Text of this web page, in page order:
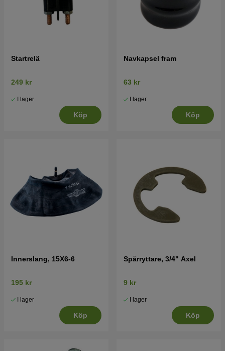
Startrelä
249 kr
I lager
Köp
Navkapsel fram
63 kr
I lager
Köp
Innerslang, 15X6-6
195 kr
I lager
Köp
Spårryttare, 3/4" Axel
9 kr
I lager
Köp